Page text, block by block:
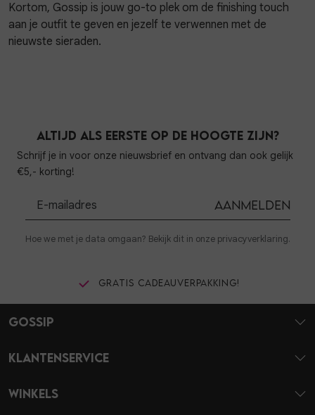
Kortom, Gossip is jouw go-to plek om de finishing touch
aan je outfit te geven en jezelf te verwennen met de
nieuwste sieraden.
Altijd als eerste op de hoogte zijn?
Schrijf je in voor onze nieuwsbrief en ontvang dan ook gelijk
€5,- korting!
Aanmelden
Hoe we met je data omgaan? Bekijk dit in onze privacyverklaring.
Gratis cadeauverpakking!
Gossip
Klantenservice
Winkels